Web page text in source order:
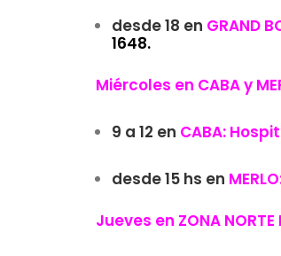
desde 18 en GRAND
1648.
Miércoles en CABA y
9 a 12 en CABA: H
desde 15 hs en
Jueves en ZONA NORTE